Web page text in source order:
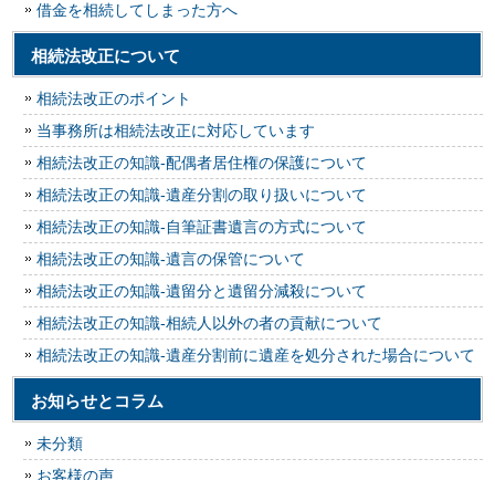
借金を相続してしまった方へ
相続法改正について
相続法改正のポイント
当事務所は相続法改正に対応しています
相続法改正の知識-配偶者居住権の保護について
相続法改正の知識-遺産分割の取り扱いについて
相続法改正の知識-自筆証書遺言の方式について
相続法改正の知識-遺言の保管について
相続法改正の知識-遺留分と遺留分減殺について
相続法改正の知識-相続人以外の者の貢献について
相続法改正の知識-遺産分割前に遺産を処分された場合について
お知らせとコラム
未分類
お客様の声